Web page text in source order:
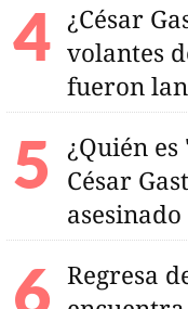
de Piedad cumple
manifiestan en
¿César
volantes
fueron
¿Quién
César
Regresa